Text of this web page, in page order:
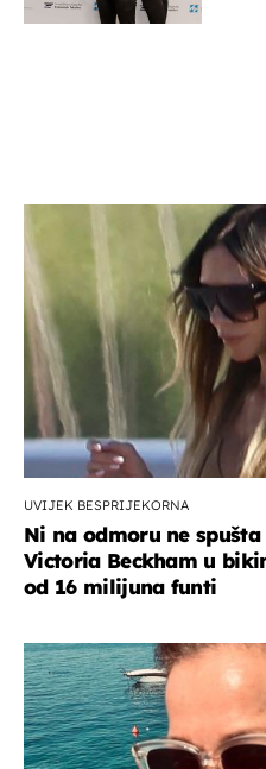
UVIJEK BESPRIJEKORNA
Ni na odmoru ne
Victoria Beckham u
od 16 milijuna funti